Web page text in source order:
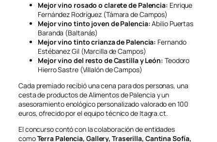
Mejor vino rosado o clarete de Palencia: Enrique
Fernández Rodríguez (Támara de Campos)
Mejor vino tinto joven de Palencia:Abilio Puertas
Baranda (Baltanás)
Mejor vino tinto crianza de Palencia: Fernando
Estébanez Gil (Marcilla de Campos)
Mejor vino del resto de Castilla y León: Teodoro
Hierro Sastre (Villalón de Campos)
Cada premiado recibió una cena para dos personas, una
cesta de productos de Alimentos de Palencia y un
asesoramiento enológico personalizado valorado en 100
euros, ofrecido por el equipo técnico de Itagra.ct.
El concurso contó con la colaboración de entidades
comoTerra Palencia, Gallery, Traserilla, Cantina Sofía,